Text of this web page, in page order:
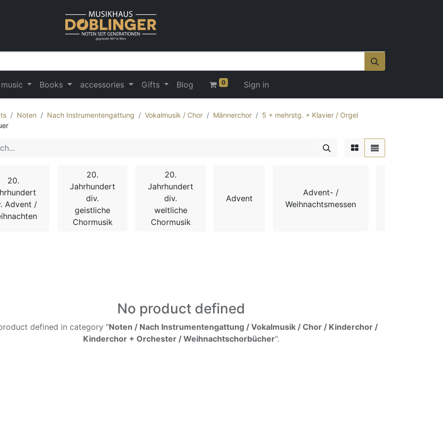
Books accessories Gifts Blog 0 Sign in
Noten Nach Instrumentengattung Vokalmusik / Chor Männerchor
5 + mehrstg. + Klavier / Orgel
20.
Advent /
20.
Jahrhundert
div.
geistliche
Chormusik
20.
Jahrhundert
div.
weltliche
Chormusik
Advent
Advent- /
Weihnachtsmessen
No product defined
defined in category "Noten / Nach Instrumentengattung / Vokalmusik / Chor / Kinderchor /
Kinderchor + Orchester / Weihnachtschorbücher".